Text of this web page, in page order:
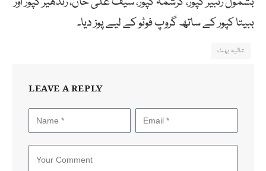
ببیتا کپور کے ساتھ گروپ فوٹو کے لیے پوز دیا۔
عالیہ بھٹ
LEAVE A REPLY